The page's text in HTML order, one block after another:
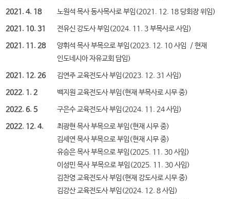
2021. 4. 18 노원석 목사 동사목사로 부임(2021. 12. 18 당회장 위임)
2021. 10. 31 전유신 강도사 부임(2024. 11. 3 부목사로 사임)
2021. 11. 28
양휘석 목사 부목으로 부임(2023. 12. 10 사임 / 현재
인도네시아 자유교회 담임)
2021. 12. 26 김연주 교육전도사 부임(2023. 12. 31 사임)
2022. 1. 2 백지원 교육전도사 부임(현재 부목사로 시무 중)
2022. 6. 5 구은수 교육전도사 부임(2024. 11. 24 사임)
2022. 12. 4.
최광현 목사 부목으로 부임(현재 시무 중)
김세연 목사 부목으로 부임(현재 시무 중)
유승은 목사 부목으로 부임(2025. 11. 30 사임)
이성민 목사 부목으로 부임(2025. 11. 30 사임)
김찬영 교육전도사 부임(현재 강도사로 시무 중)
김강산 교육전도사 부임(2024. 12. 8 사임)